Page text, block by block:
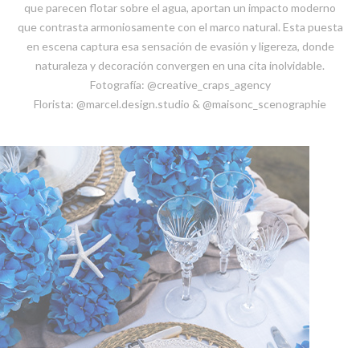
que parecen flotar sobre el agua, aportan un impacto moderno
que contrasta armoniosamente con el marco natural. Esta puesta
en escena captura esa sensación de evasión y ligereza, donde
naturaleza y decoración convergen en una cita inolvidable.
Fotografía: @creative_craps_agency
Florista: @marcel.design.studio & @maisonc_scenographie